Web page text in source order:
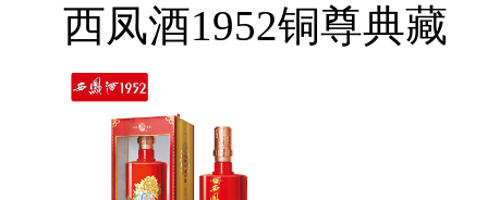
西凤酒1952铜尊典藏